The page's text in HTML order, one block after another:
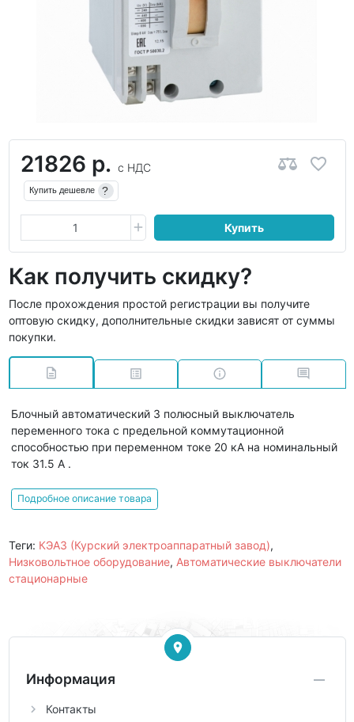
21826 р. с НДС
Купить дешевле ?
Купить
Как получить скидку?
После прохождения простой регистрации вы получите
оптовую скидку, дополнительные скидки зависят от суммы
покупки.
Блочный автоматический 3 полюсный выключатель
переменного тока с предельной коммутационной
способностью при переменном токе 20 кА на номинальный
ток 31.5 А .
Подробное описание товара
Теги: КЭАЗ (Курский электроаппаратный завод),
Низковольтное оборудование, Автоматические выключатели
стационарные
Информация
Контакты